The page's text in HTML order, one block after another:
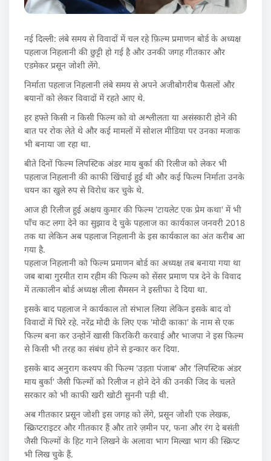
नई दिल्ली: लंबे समय से विवादों में चल रहे फ़िल्म प्रमाणन बोर्ड के अध्यक्ष
पहलाज निहलानी की छुट्टी हो गई है और उनकी जगह गीतकार और
एडमेकर प्रसून जोशी लेंगे.
निर्माता पहलाज निहलानी लंबे समय से अपने अजीबोगरीब फैसलों और
बयानों को लेकर विवादों में रहते आए थे.
हर हफ्ते किसी न किसी फिल्म को वो अश्लीलता या असंस्कारी होने की
बात पर रोक लेते थे और कई मामलों में सोशल मीडिया पर उनका मजाक
भी बनाया जा रहा था.
बीते दिनों फिल्म लिपस्टिक अंडर माय बुर्का की रिलीज को लेकर भी
पहलाज निहलानी की काफी खिंचाई हुई थी और कई फिल्म निर्माता उनके
चयन का खुले रुप से विरोध कर चुके थे.
आज ही रिलीज हुई अक्षय कुमार की फिल्म 'टायलेट एक प्रेम कथा' में भी
पाँच कट लगा देने का सुझाव दे चुके पहलाज का कार्यकाल जनवरी 2018
तक था लेकिन अब पहलाज निहलानी के इस कार्यकाल का अंत करीब आ
गया है.
पहलाज निहलानी को फिल्म प्रमाणन बोर्ड का अध्यक्ष तब बनाया गया था
जब बाबा गुरमीत राम रहीम की फिल्म को सेंसर प्रमाण पत्र देने के विवाद
में तत्कालीन बोर्ड अध्यक्ष लीला सैमसन ने इस्तीफा दे दिया था.
इसके बाद पहलाज ने कार्यकाल तो संभाल लिया लेकिन इसके बाद वो
विवादों में घिरे रहे. नरेंद्र मोदी के लिए एक 'मोदी काका' के नाम से एक
फिल्म बना कर उन्होनें खासी किरकिरी करवाई और भाजपा ने इस फिल्म
से किसी भी तरह का संबंध होने से इन्कार कर दिया.
इसके बाद अनुराग कश्यप की फिल्म 'उड़ता पंजाब' और 'लिपस्टिक अंडर
माय बुर्का' जैसी फिल्मों को रिलीज न होने देने की उनकी जिद के चलते
सरकार को भी काफी खरी खोटी सुननी पड़ी थी.
अब गीतकार प्रसून जोशी इस जगह को लेंगे, प्रसून जोशी एक लेखक,
स्क्रिप्टराइटर और गीतकार हैं और तारे ज़मीन पर, फना और रंग दे बसंती
जैसी फिल्मों के हिट गाने लिखने के अलावा भाग मिल्खा भाग की स्क्रिप्ट
भी लिख चुके हैं.